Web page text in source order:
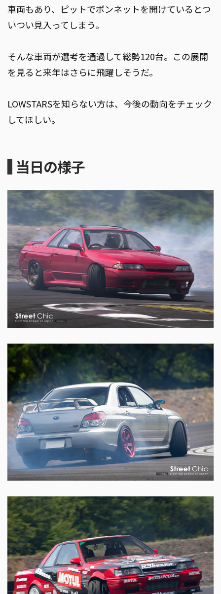
車両もあり、ピットでボンネットを開けているとつ
いつい見入ってしまう。
そんな車両が選考を通過して総勢120台。この展開
を見ると来年はさらに飛躍しそうだ。
LOWSTARSを知らない方は、今後の動向をチェック
してほしい。
当日の様子